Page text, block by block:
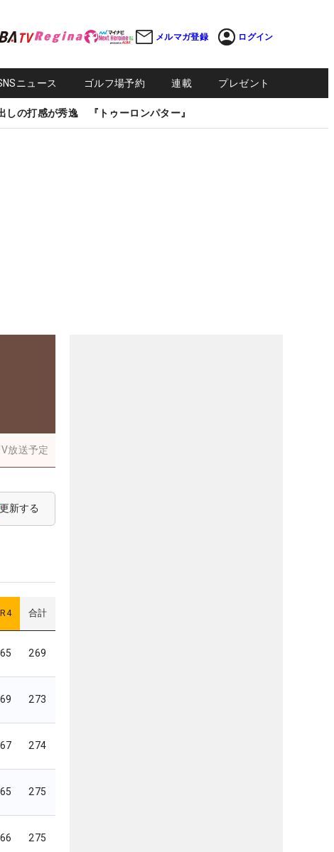
メルマガ登録 ログイン
ニュース ゴルフ場予約 連載 プレゼント
しの打感が秀逸 『トゥーロンパター』
放送予定
更新する
R4 合計
65 269
69 273
67 274
65 275
66 275